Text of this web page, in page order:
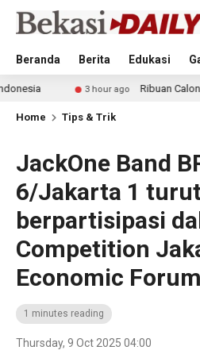
Beranda Berita Edukasi
3 hour ago Ribuan Calon Mahasiswa
Home Tips & Trik
JackOne Band
6/Jakarta 1
berpartisipasi
Competition
Economic
1 minutes reading
Thursday, 9 Oct 2025 04:00